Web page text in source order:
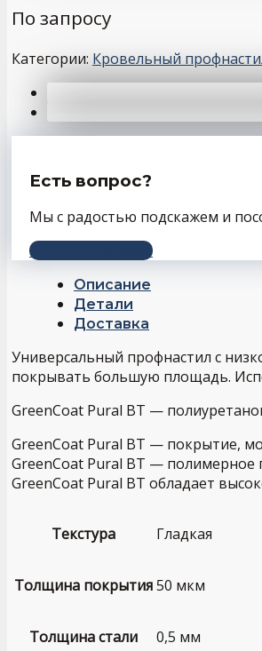
По запросу
Категории: Кровельный
Есть вопрос?
Мы с радостью подскажем и
+7 (343) 243-56-66
Описание
Детали
Доставка
Универсальный профнастил с
покрывать большую площадь.
GreenCoat Pural BT —
GreenCoat Pural BT — покрытие,
GreenCoat Pural BT — полимерное
GreenCoat Pural BT обладает
Текстура Гладкая
Толщина покрытия50 мкм
Толщина стали 0,5 мм